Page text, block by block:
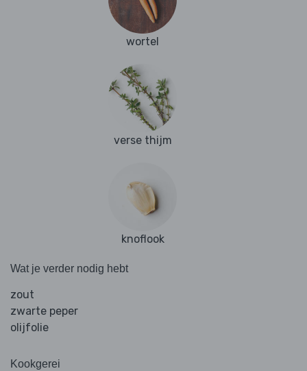
wortel
verse thijm
knoflook
Wat je verder nodig hebt
zout
zwarte peper
olijfolie
Kookgerei